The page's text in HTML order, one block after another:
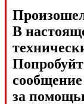
В
сообщение
за